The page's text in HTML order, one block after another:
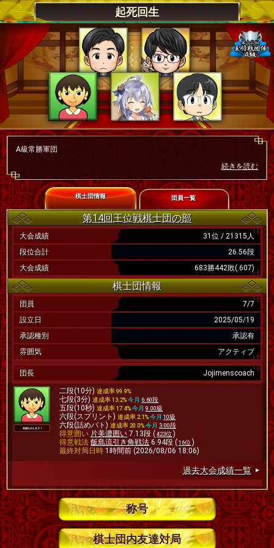
起死回生
A級常勝軍団
続きを読む
棋士団情報 団員一覧
第14回王位戦棋士団の部
大会成績
31位 / 21315人
段位合計
26.56段
大会成績
683勝442敗(.607)
棋士団情報
団員
7/7
設立日
2025/05/19
承認種別
承認有
雰囲気
アクティブ
団長 Jojimenscoach
二段(10分)達成率 99.9%
七段(3分)達成率 13.2%今月 6.60段
五段(10秒)達成率 17.4%今月9.00級
六段(スプリント)達成率 2.1%今月10級
六段(詰めバト)達成率 20.0%今月3.00段
得意囲い 片美濃囲い 7.13段 (423位 )
得意戦法 飯島流引き角戦法 6.94段 (16位 )
最終対局日時 1時間前 (2026/08/06 18:06)
過去大会成績一覧
称号
棋士団内友達対局